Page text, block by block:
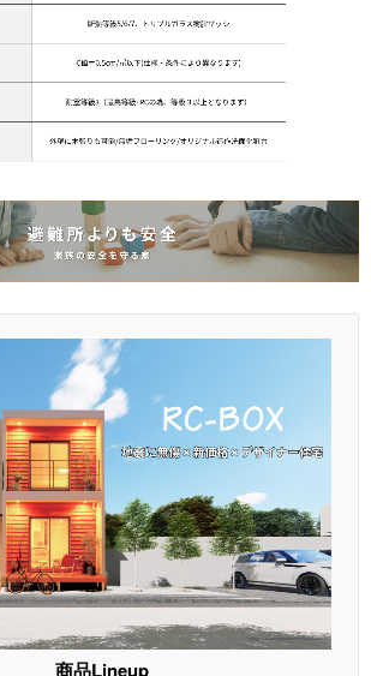
商品Lineup